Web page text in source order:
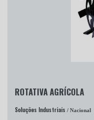
ROTATIVA AGRÍCOLA
Soluções Industriais / Nacional